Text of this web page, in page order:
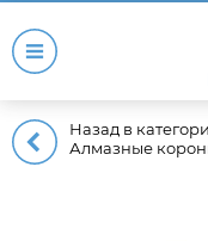
Назад в
Алмазные